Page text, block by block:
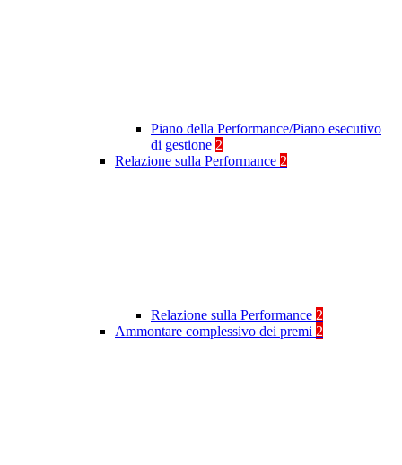
Piano della Performance/Piano esecutivo
di gestione 2
Relazione sulla Performance 2
Relazione sulla Performance 2
Ammontare complessivo dei premi 2